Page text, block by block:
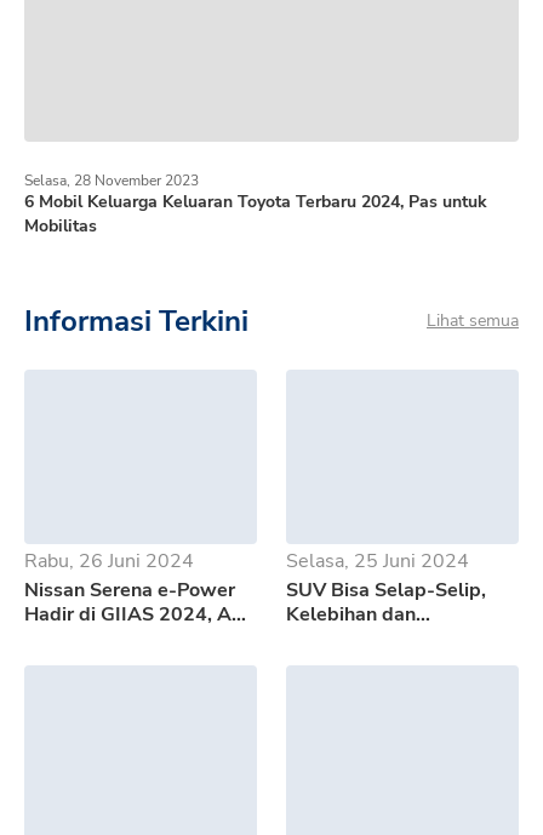
6 Mobil Keluarga Keluaran Toyota Terbaru 2024, Pas untuk
Mobilitas
Selasa, 28 November 2023
Informasi Terkini Lihat semua
Rabu, 26 Juni 2024
Nissan Serena e-Power
Hadir di GIIAS 2024, Apa
Selasa, 25 Juni 2024
SUV Bisa Selap-Selip,
Kelebihan dan
500